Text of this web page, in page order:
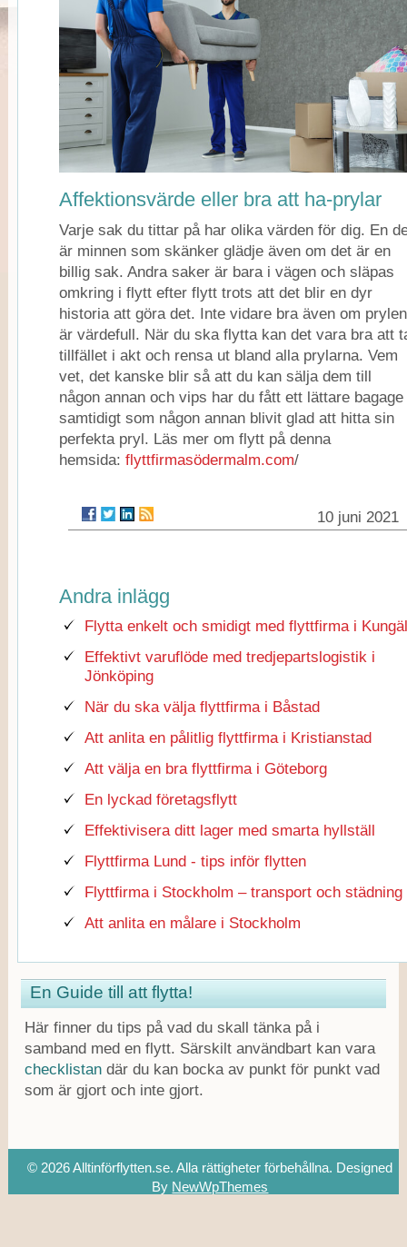
Affektionsvärde eller bra att ha-prylar
Varje sak du tittar på har olika värden för dig. En
är minnen som skänker glädje även om det är en
billig sak. Andra saker är bara i vägen och släpas
omkring i flytt efter flytt trots att det blir en dyr
historia att göra det. Inte vidare bra även om prylen
är värdefull. När du ska flytta kan det vara bra att
tillfället i akt och rensa ut bland alla prylarna. Vem
vet, det kanske blir så att du kan sälja dem till
någon annan och vips har du fått ett lättare bagage
samtidigt som någon annan blivit glad att hitta sin
perfekta pryl. Läs mer om flytt på denna
hemsida: flyttfirmasödermalm.com/
10 juni 2021
Andra inlägg
Flytta enkelt och smidigt med flyttfirma i
Effektivt varuflöde med tredjepartslogistik i
Jönköping
När du ska välja flyttfirma i Båstad
Att anlita en pålitlig flyttfirma i Kristianstad
Att välja en bra flyttfirma i Göteborg
En lyckad företagsflytt
Effektivisera ditt lager med smarta hyllställ
Flyttfirma Lund - tips inför flytten
Flyttfirma i Stockholm – transport och städning
Att anlita en målare i Stockholm
En Guide till att flytta!
Här finner du tips på vad du skall tänka på i
samband med en flytt. Särskilt användbart kan vara
checklistan där du kan bocka av punkt för punkt vad
som är gjort och inte gjort.
© 2026 Alltinförflytten.se. Alla rättigheter förbehållna. Designed
By NewWpThemes